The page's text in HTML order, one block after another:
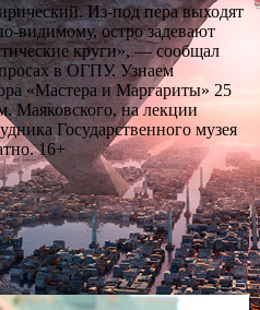
Из-под пера выходят
видимому, остро задевают
круги», — сообщал
в ОГПУ. Узнаем
«Мастера и Маргариты» 25
Маяковского, на лекции
Государственного музея
16+